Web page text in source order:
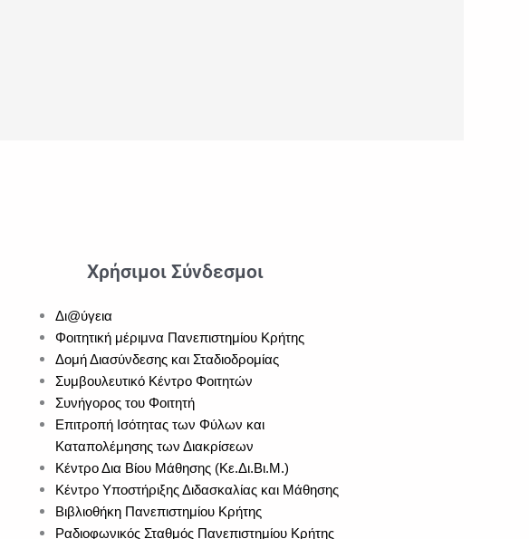
Χρήσιμοι Σύνδεσμοι
Δι@ύγεια
Φοιτητική μέριμνα Πανεπιστημίου Κρήτης
Δομή Διασύνδεσης και Σταδιοδρομίας
Συμβουλευτικό Κέντρο Φοιτητών
Συνήγορος του Φοιτητή
Επιτροπή Ισότητας των Φύλων και
Καταπολέμησης των Διακρίσεων
Κέντρο Δια Βίου Μάθησης (Κε.Δι.Βι.Μ.)
Κέντρο Υποστήριξης Διδασκαλίας και Μάθησης
Βιβλιοθήκη Πανεπιστημίου Κρήτης
Ραδιοφωνικός Σταθμός Πανεπιστημίου Κρήτης